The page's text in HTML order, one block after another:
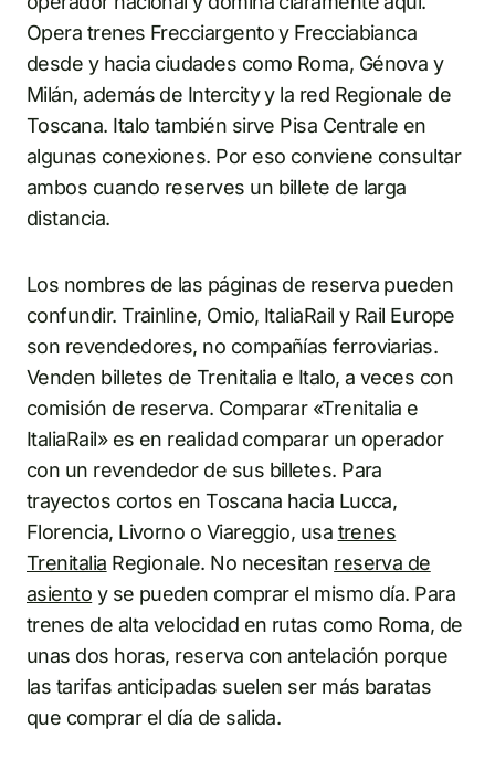
Opera trenes Frecciargento y Frecciabianca
desde y hacia ciudades como Roma, Génova y
Milán, además de Intercity y la red Regionale de
Toscana. Italo también sirve Pisa Centrale en
algunas conexiones. Por eso conviene consultar
ambos cuando reserves un billete de larga
distancia.
Los nombres de las páginas de reserva pueden
confundir. Trainline, Omio, ItaliaRail y Rail Europe
son revendedores, no compañías ferroviarias.
Venden billetes de Trenitalia e Italo, a veces con
comisión de reserva. Comparar «Trenitalia e
ItaliaRail» es en realidad comparar un operador
con un revendedor de sus billetes. Para
trayectos cortos en Toscana hacia Lucca,
Florencia, Livorno o Viareggio, usa trenes
Trenitalia Regionale. No necesitan reserva de
asiento y se pueden comprar el mismo día. Para
trenes de alta velocidad en rutas como Roma, de
unas dos horas, reserva con antelación porque
las tarifas anticipadas suelen ser más baratas
que comprar el día de salida.